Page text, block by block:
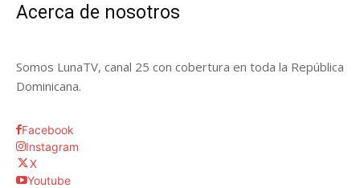
Acerca de nosotros
Somos LunaTV, canal 25 con cobertura en toda la República
Dominicana.
Facebook
Instagram
X
Youtube